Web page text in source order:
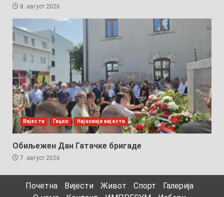
8. август 2026.
Вијести Гацко Најновије вијести
Обиљежен Дан Гатачке бригаде
7. август 2026.
Почетна Вијести Живот Спорт
Галерија